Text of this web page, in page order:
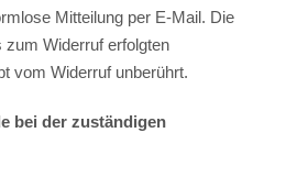
Mitteilung per E-Mail. Die
Widerruf erfolgten
vom Widerruf unberührt.
bei der zuständigen